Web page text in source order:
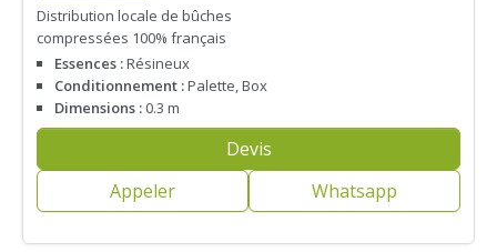
Distribution locale de bûches
compressées 100% français
Essences :Résineux
Conditionnement :Palette, Box
Dimensions : 0.3 m
Devis
Appeler
Whatsapp